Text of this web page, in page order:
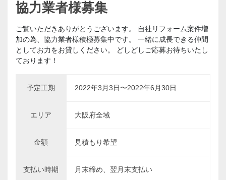
協力業者様募集
ご覧いただきありがとうございます。 自社リフォーム案件増
加の為、協力業者様積極募集中です。 一緒に成長できる仲間
としてお力をお貸しください。 どしどしご応募お待ちいたし
ております！
予定工期 2022年3月3日〜2022年6月30日
エリア 大阪府全域
金額 見積もり希望
支払い時期 月末締め、翌月末支払い